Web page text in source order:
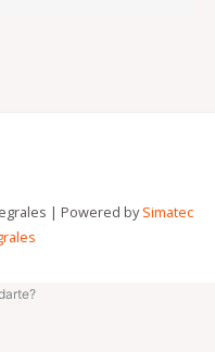
| Powered bySimatec